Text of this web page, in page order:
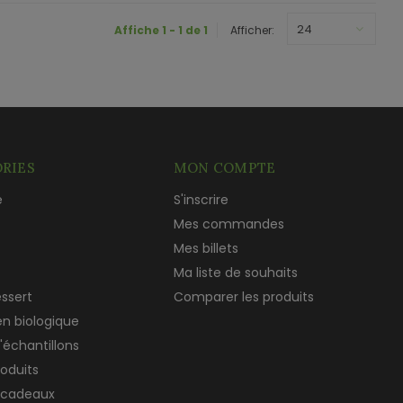
Affiche 1 - 1 de 1 Afficher: 24
biologique
MON COMPTE
S'inscrire
Mes commandes
Mes billets
Ma liste de souhaits
Comparer les produits